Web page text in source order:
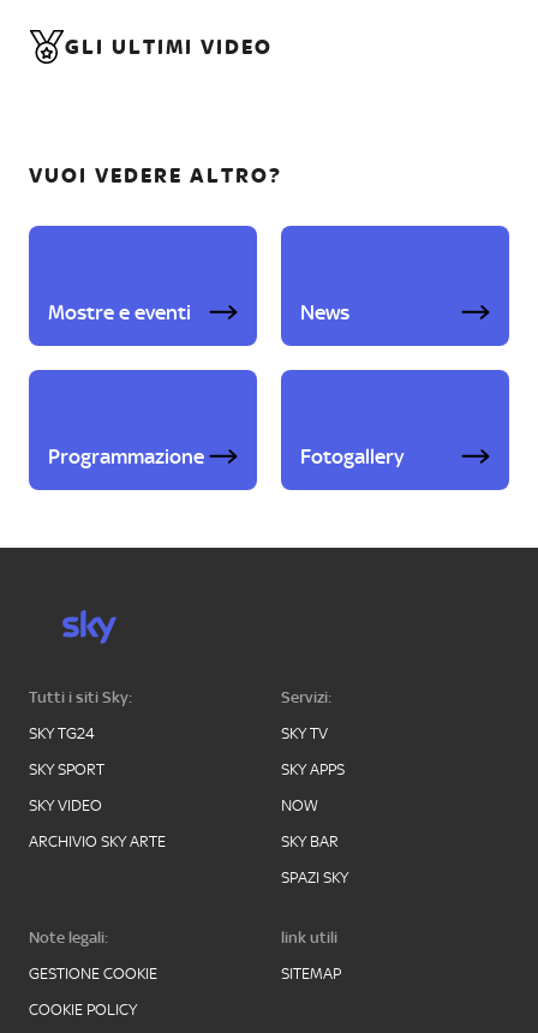
GLI ULTIMI VIDEO
VUOI VEDERE ALTRO?
Mostre e eventi News
Programmazione Fotogallery
Tutti i siti Sky:
SKY TG24
SKY SPORT
SKY VIDEO
ARCHIVIO SKY ARTE
Servizi:
SKY TV
SKY APPS
NOW
SKY BAR
SPAZI SKY
Note legali:
GESTIONE COOKIE
COOKIE POLICY
link utili
SITEMAP